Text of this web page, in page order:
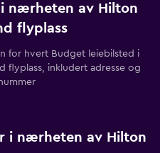
nærheten av Hilton
flyplass
for hvert Budget leiebilsted i
flyplass, inkludert adresse og
i nærheten av Hilton